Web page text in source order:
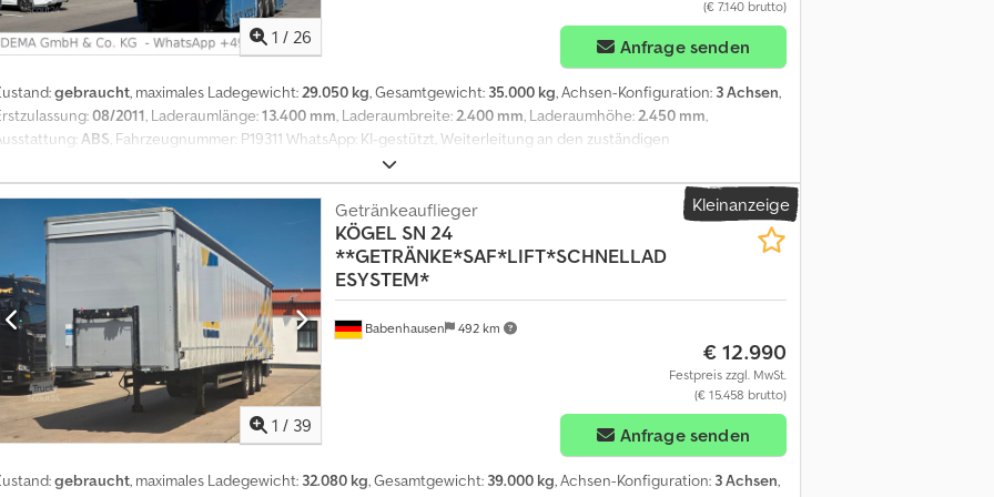
1 / 26
(€ 7.140 brutto)
Anfrage senden
gebraucht, maximales Ladegewicht: 29.050 kg, Gesamtgewicht: 35.000 kg, Achsen-Konfiguration: 3 Achsen,
08/2011 , Laderaumlänge:13.400 mm , Laderaumbreite: 2.400 mm , Laderaumhöhe: 2.450 mm
ABS , Fahrzeugnummer: P19311 WhatsApp: KI-gestützt, Weiterleitung an den zuständigen
Ansprechpartner in Ihrer Sprache) 3 Achsen * Vollluftfederung * ABS * Alufelgen * Hebe-Senk-Vorrichtung * EBS *
* Hubdach * SAF-Achsen * Reifen-1. Achse 385/65R22,5 * Reifen-2. Achse 385/65R22,5 * Reifen-3.
Achse 385/65R22,5 * Innenmaße L:13,40m B:2,40m H:2,45m Verkauf eines gebrauchten Fahrzeugs im aktuellen Ist-
Zustand ausschließlich an Gewerbetreibende oder für Export.Verkauf unter Ausschluss der Sachmängelhaftung (§
444 BGB). Keine Garantie oder Gewährleistung. Nachträgliche Ansprüche ausgeschlossen.Besichtigung und
vor Kauf ausdrücklich erwünscht. Keine Gewähr für Funktion von Sonderausstattungen/Extras. Eventuell
Logos/Werbebeschriftungen auf Fotos.Irrtümer, Eingabefehler und Zwischenverkauf beraten Sie gerne
Deutsch, Englisch, Griechisch, Russisch, Kroatisch, Italienisch, Spanisch, Französisch, Türkisch, Rumänisch und
Arabisch (?????). Crjdpfx Aisy Ii Nqepof Mit freundlichen Grüßen
Kleinanzeige
1 / 39
Babenhausen 492 km
Getränkeauflieger
KÖGEL SN 24
**GETRÄNKE*SAF*LIFT*SCHNELLAD
ESYSTEM*
€ 12.990
Festpreis zzgl. MwSt.
(€ 15.458 brutto)
Anfrage senden
gebraucht, maximales Ladegewicht: 32.080 kg, Gesamtgewicht: 39.000 kg, Achsen-Konfiguration: 3 Achsen,